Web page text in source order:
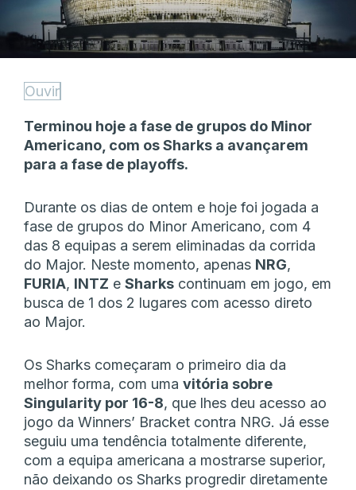
Ouvir
Terminou hoje a fase de grupos do Minor
Americano, com os Sharks a avançarem
para a fase de playoffs.
Durante os dias de ontem e hoje foi jogada a
fase de grupos do Minor Americano, com 4
das 8 equipas a serem eliminadas da corrida
do Major. Neste momento, apenas NRG,
FURIA, INTZ e Sharks continuam em jogo, em
busca de 1 dos 2 lugares com acesso direto
ao Major.
Os Sharks começaram o primeiro dia da
melhor forma, com uma vitória sobre
Singularity por 16-8, que lhes deu acesso ao
jogo da Winners’ Bracket contra NRG. Já esse
seguiu uma tendência totalmente diferente,
com a equipa americana a mostrarse superior,
não deixando os Sharks progredir diretamente